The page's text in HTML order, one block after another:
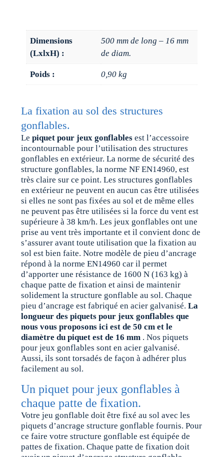
Dimensions
(LxlxH) :
500 mm de long – 16 mm
de diam.
Poids : 0,90 kg
La fixation au sol des structures
gonflables.
Lepiquet pour jeux gonflables est l’accessoire
incontournable pour l’utilisation des structures
gonflables en extérieur. La norme de sécurité des
structure gonflables, la norme NF EN14960, est
très claire sur ce point. Les structures gonflables
en extérieur ne peuvent en aucun cas être utilisées
si elles ne sont pas fixées au sol et de même elles
ne peuvent pas être utilisées si la force du vent est
supérieure à 38 km/h. Les jeux gonflables ont une
prise au vent très importante et il convient donc de
s’assurer avant toute utilisation que la fixation au
sol est bien faite. Notre modèle de pieu d’ancrage
répond à la norme EN14960 car il permet
d’apporter une résistance de 1600 N (163 kg) à
chaque patte de fixation et ainsi de maintenir
solidement la structure gonflable au sol. Chaque
pieu d’ancrage est fabriqué en acier galvanisé.La
longueur des piquets pour jeux gonflables que
nous vous proposons ici est de 50 cm et le
diamètre du piquet est de 16 mm . Nos piquets
pour jeux gonflables sont en acier galvanisé.
Aussi, ils sont torsadés de façon à adhérer plus
facilement au sol.
Un piquet pour jeux gonflables à
chaque patte de fixation.
Votre jeu gonflable doit être fixé au sol avec les
piquets d’ancrage structure gonflable fournis. Pour
ce faire votre structure gonflable est équipée de
pattes de fixation. Chaque patte de fixation doit